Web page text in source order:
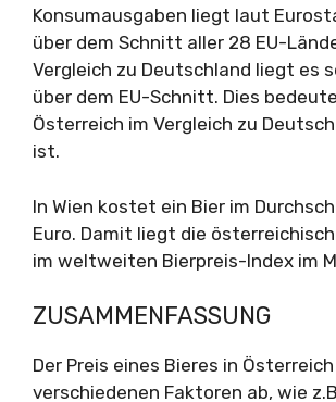
Konsumausgaben liegt laut
über dem Schnitt aller 28 EU-
Vergleich zu Deutschland liegt es
über dem EU-Schnitt. Dies
Österreich im Vergleich zu
ist.
In Wien kostet ein Bier im
Euro. Damit liegt die
im weltweiten Bierpreis-Index im
ZUSAMMENFASSUNG
Der Preis eines Bieres in
verschiedenen Faktoren ab, wie